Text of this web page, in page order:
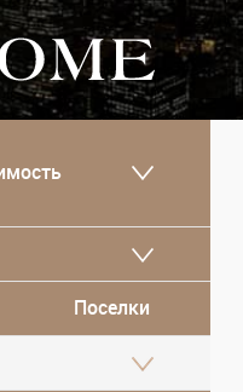
Поселки